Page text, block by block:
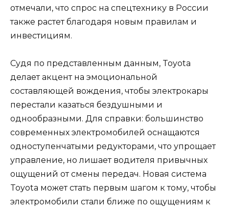
отмечали, что спрос на спецтехнику в России
также растет благодаря новым правилам и
инвестициям.
Судя по представленным данным, Toyota
делает акцент на эмоциональной
составляющей вождения, чтобы электрокары
перестали казаться бездушными и
однообразными. Для справки: большинство
современных электромобилей оснащаются
одноступенчатыми редукторами, что упрощает
управление, но лишает водителя привычных
ощущений от смены передач. Новая система
Toyota может стать первым шагом к тому, чтобы
электромобили стали ближе по ощущениям к